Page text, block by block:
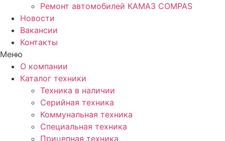
Ремонт автомобилей КАМАЗ COMPAS
Новости
Вакансии
Контакты
Меню
О компании
Каталог техники
Техника в наличии
Серийная техника
Коммунальная техника
Специальная техника
Прицепная техника